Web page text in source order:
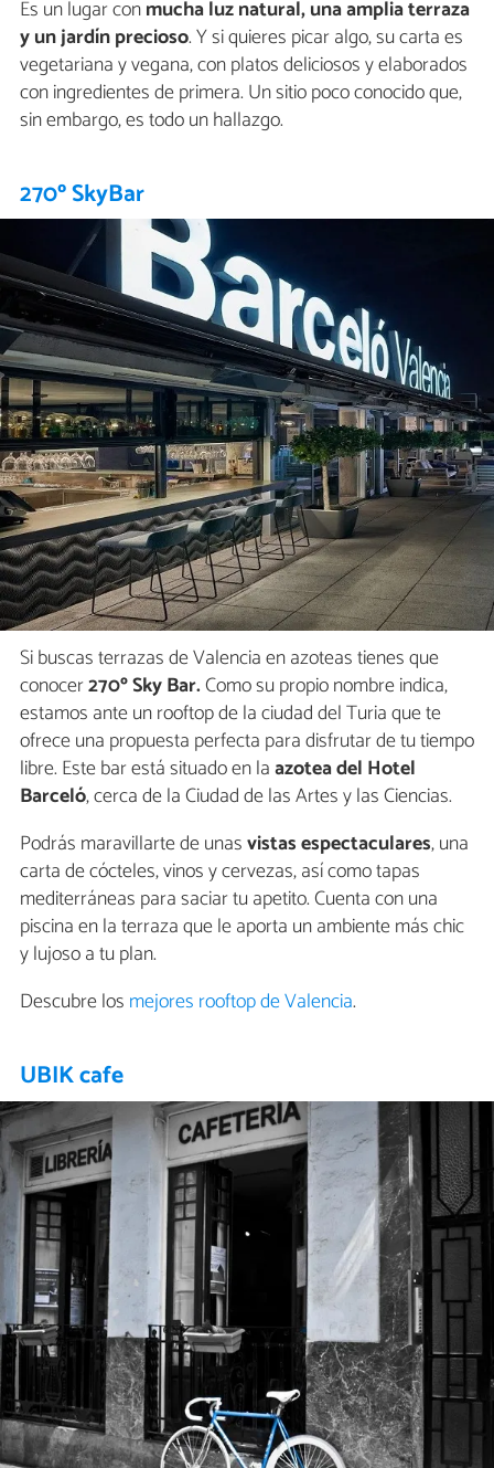
Es un lugar conmucha luz natural, una amplia terraza
y un jardín precioso. Y si quieres picar algo, su carta es
vegetariana y vegana, con platos deliciosos y elaborados
con ingredientes de primera. Un sitio poco conocido que,
sin embargo, es todo un hallazgo.
270º SkyBar
Si buscas terrazas de Valencia en azoteas tienes que
conocer270º Sky Bar.Como su propio nombre indica,
estamos ante un rooftop de la ciudad del Turia que te
ofrece una propuesta perfecta para disfrutar de tu tiempo
libre. Este bar está situado en laazotea del Hotel
Barceló, cerca de la Ciudad de las Artes y las Ciencias.
Podrás maravillarte de unasvistas espectaculares, una
carta de cócteles, vinos y cervezas, así como tapas
mediterráneas para saciar tu apetito. Cuenta con una
piscina en la terraza que le aporta un ambiente más chic
y lujoso a tu plan.
Descubre los mejores rooftop de Valencia.
UBIK cafe